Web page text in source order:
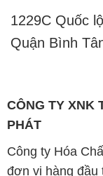
1229C Quốc
Quận Bình
CÔNG TY XNK
PHÁT
Công ty Hóa
đơn vị hàng đầu